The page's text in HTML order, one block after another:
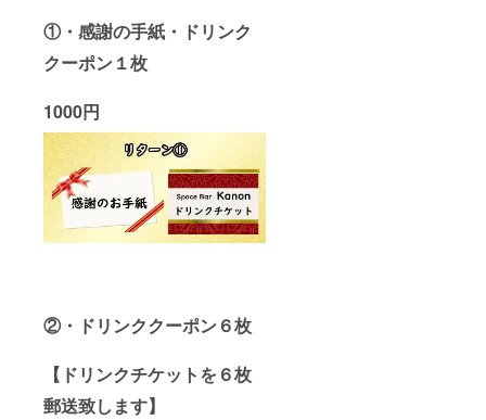
①・感謝の手紙・ドリンク
クーポン１枚
1000円
②・ドリンククーポン６枚
【ドリンクチケットを６枚
郵送致します】